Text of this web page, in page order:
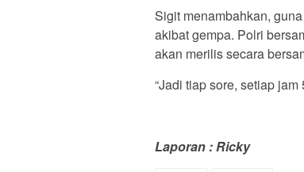
Sigit menambahkan,
akibat gempa. Polri
akan merilis secara
“Jadi tiap sore, setiap
Laporan : Ricky